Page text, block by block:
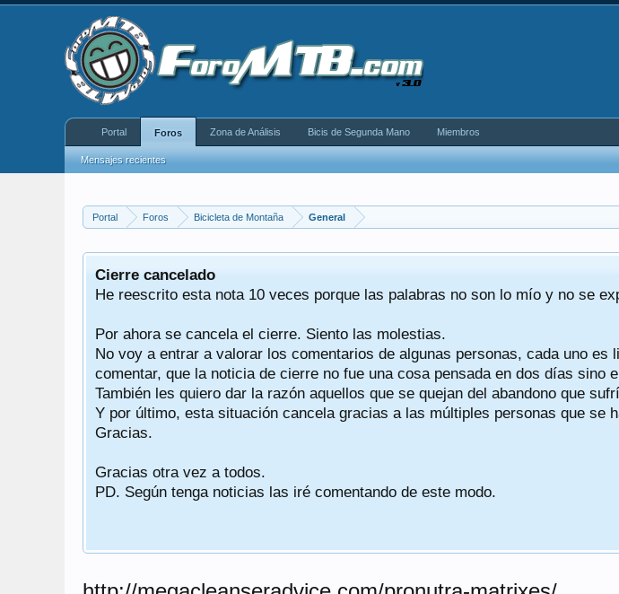
Portal Foros Bicicleta de Montaña General
Cierre cancelado
He reescrito esta nota 10 veces porque las palabras no son lo mío y no se
Por ahora se cancela el cierre. Siento las molestias.
No voy a entrar a valorar los comentarios de algunas personas, cada uno
comentar, que la noticia de cierre no fue una cosa pensada en dos días sino
También les quiero dar la razón aquellos que se quejan del abandono que
Y por último, esta situación cancela gracias a las múltiples personas que se
Gracias.
Gracias otra vez a todos.
PD. Según tenga noticias las iré comentando de este modo.
Portal Foros
Mensajes recientes
Zona de Análisis Bicis de Segunda Mano Miembros